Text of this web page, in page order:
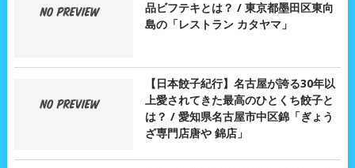
品ビフテキとは？ / 東京都墨田区東向
島の「レストラン カタヤマ」
【日本餃子紀行】名古屋が誇る30年以
上愛されてきた最高のひとくち餃子と
は？ / 愛知県名古屋市中区錦「ぎょう
ざ専門店唐や 錦店」